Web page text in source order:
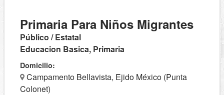
Primaria Para Niños Migrantes
Público / Estatal
Educacion Basica, Primaria
Domicilio:
Campamento Bellavista, Ejido México (Punta
Colonet)